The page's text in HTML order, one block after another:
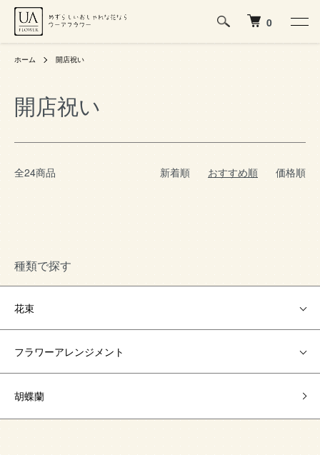
0
ホーム 開店祝い
開店祝い
全24商品 新着順 おすすめ順 価格順
種類で探す
花束
フラワーアレンジメント
胡蝶蘭